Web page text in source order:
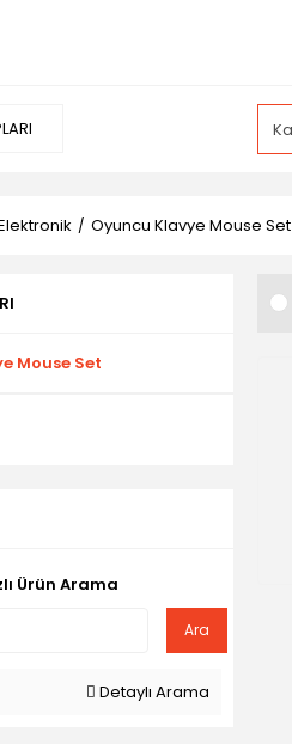
Oyuncu Klavye Mouse Set
Mouse Set
Ürün Arama
Ara
Detaylı Arama